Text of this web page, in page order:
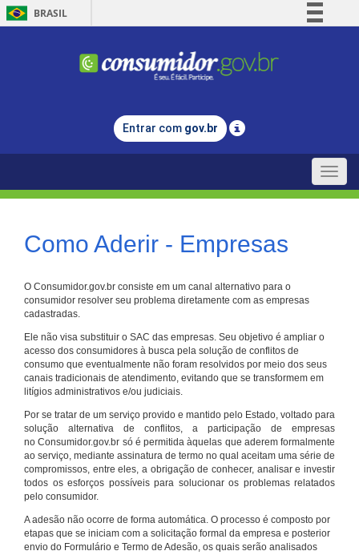
BRASIL
Comunica BR
Legislação
Entrar com gov.br
Toggle
Como Aderir - Empresas
O Consumidor.gov.br consiste em um canal alternativo para o
consumidor resolver seu problema diretamente com as empresas
cadastradas.
Ele não visa substituir o SAC das empresas. Seu objetivo é ampliar o
acesso dos consumidores à busca pela solução de conflitos de
consumo que eventualmente não foram resolvidos por meio dos seus
canais tradicionais de atendimento, evitando que se transformem em
litígios administrativos e/ou judiciais.
Por se tratar de um serviço provido e mantido pelo Estado, voltado para
solução alternativa de conflitos, a participação de empresas
no Consumidor.gov.br só é permitida àquelas que aderem formalmente
ao serviço, mediante assinatura de termo no qual aceitam uma série de
compromissos, entre eles, a obrigação de conhecer, analisar e investir
todos os esforços possíveis para solucionar os problemas relatados
pelo consumidor.
A adesão não ocorre de forma automática. O processo é composto por
etapas que se iniciam com a solicitação formal da empresa e posterior
envio do Formulário e Termo de Adesão, os quais serão analisados